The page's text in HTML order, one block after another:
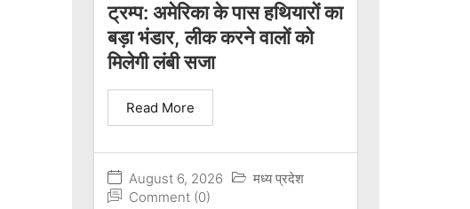
ट्रम्प: अमेरिका के पास हथियारों का
बड़ा भंडार, लीक करने वालों को
मिलेगी लंबी सजा
August 6, 2026
मध्य प्रदेश
Comment (0)
Read More